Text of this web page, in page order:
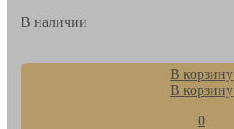
В наличии
В корзину
В корзину
0